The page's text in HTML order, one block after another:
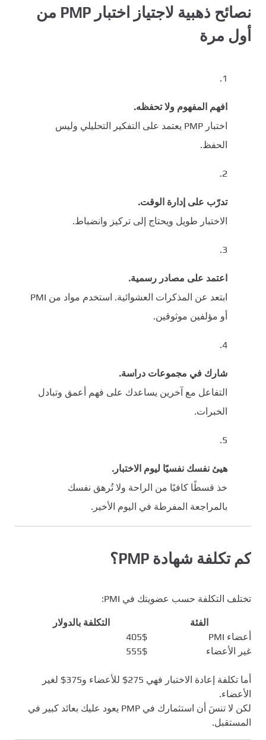
نصائح ذهبية لاجتياز اختبار PMP من
أول مرة
افهم المفهوم ولا تحفظه.
اختبار PMP يعتمد على التفكير التحليلي وليس
الحفظ.
تدرّب على إدارة الوقت.
الاختبار طويل ويحتاج إلى تركيز وانضباط.
اعتمد على مصادر رسمية.
ابتعد عن المذكرات العشوائية. استخدم مواد من PMI
أو مؤلفين موثوقين.
شارك في مجموعات دراسة.
التفاعل مع آخرين يساعدك على فهم أعمق وتبادل
الخبرات.
هيئ نفسك نفسيًا ليوم الاختبار.
خذ قسطًا كافيًا من الراحة ولا تُرهق نفسك
بالمراجعة المفرطة في اليوم الأخير.
كم تكلفة شهادة PMP؟
تختلف التكلفة حسب عضويتك في PMI:
الفئة
التكلفة بالدولار
أعضاء PMI
405$
غير الأعضاء
555$
أما تكلفة إعادة الاختبار فهي 275$ للأعضاء و375$ لغير
الأعضاء.
لكن لا تنسَ أن استثمارك في PMP يعود عليك بعائد كبير في
المستقبل.